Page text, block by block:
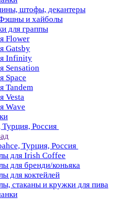
штофы, декантеры
и хайболы
для граппы
Flower
Gatsby
Infinity
Sensation
Space
Tandem
Vesta
Wave
Турция, Россия
Турция, Россия
для Irish Coffee
для бренди/коньяка
для коктейлей
стаканы и кружки для пива